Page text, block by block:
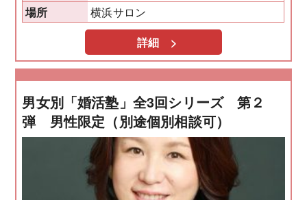
場所 横浜サロン
詳細 >
男女別「婚活塾」全3回シリーズ 第２
弾 男性限定（別途個別相談可）